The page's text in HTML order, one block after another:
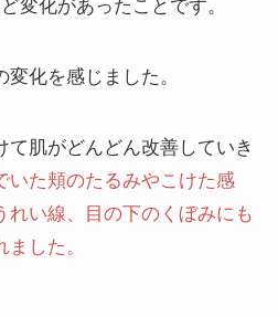
変化があったことです。
化を感じました。
て肌がどんどん改善していき
いた頬のたるみやこけた感
れい線、目の下のくぼみにも
した。